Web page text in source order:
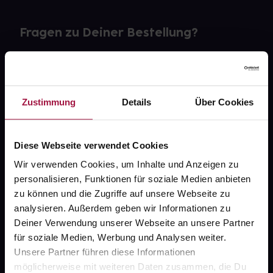
Zustimmung Details Über Cookies
Diese Webseite verwendet Cookies
Wir verwenden Cookies, um Inhalte und Anzeigen zu
personalisieren, Funktionen für soziale Medien anbieten
zu können und die Zugriffe auf unsere Webseite zu
analysieren. Außerdem geben wir Informationen zu
Deiner Verwendung unserer Webseite an unsere Partner
für soziale Medien, Werbung und Analysen weiter.
Unsere Partner führen diese Informationen
möglicherweise mit weiteren Daten zusammen, die Du
Fragen zu Deiner Bestellung?
gesund.de
Über uns
Karriere
Newsletter